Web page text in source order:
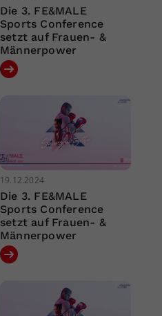
Die 3. FE&MALE
Sports Conference
setzt auf Frauen- &
Männerpower
19.12.2024
Die 3. FE&MALE
Sports Conference
setzt auf Frauen- &
Männerpower